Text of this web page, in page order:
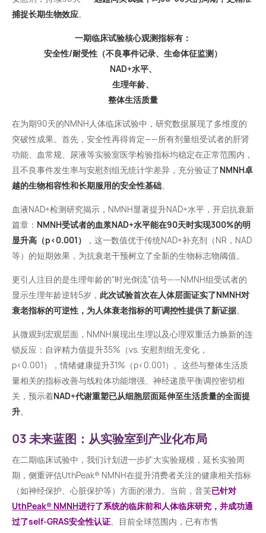
捕捉长期生物效应。
一期临床试验核心观测指标有：
安全性/耐受性（不良事件记录、生命体征监测）
NAD+水平、
生理年龄、
整体生活质量
在为期90天的NMNH人体临床试验中，研究数据展现了多维度的
突破性成果。首先，安全性再得肯定——所有剂量组受试者的肝肾
功能、血常规、尿液等实验室医学检验指标均稳定在正常范围内，
且不良事件发生率与安慰剂组无统计学差异，充分验证了NMNH卓
越的生物相容性和长期服用的安全性基础。
血液NAD+检测研究揭示，NMNH显著提升NAD+水平，开启抗衰新
篇章： NMNH受试者的血浆NAD+水平能在90天时实现300%的明
显升高（p<0.001）
，这一数值优于传统NAD+补充剂（NR，NAD
等）的短期效果，为抗衰老干预树立了全新的生物标志物阈值。
更引人注目的是生理年龄的“时光倒流”信号——NMNH组受试者的
显示生理年龄逆转5岁， 此次试验首次在人体层面证实了NMNH对
衰老指标的可逆性，为人体衰老指标的可调控性提供了新证据。
从微观到宏观层面，NMNH展现出生理以及心理双重活力焕新的连
锁反应：自评精力值提升35%（vs. 安慰剂组无变化，
p<0.001），情绪健康提升31%（p<0.001）。这些与整体生活质
量相关的指标改善与线粒体功能增强、神经递质平衡调控密切相
关，预示着NAD+代谢重塑已从细胞层面延伸至生活质量的全面提
升。
03 未来蓝图：从实验室到产业化布局
在二期临床试验中，我们计划进一步扩大实验规模，延长实验周
期，侧重评估UthPeak® NMNH在提升消费者关注的健康相关指标
（如神经保护、心脏保护等）方面的潜力。当前，音芙已针对
UthPeak® NMNH进行了系统的临床前和人体临床研究，并成功通
过了self-GRAS安全性认证。目前全球范围内，已有市售